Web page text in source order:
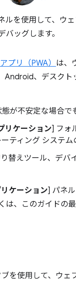
ルを使用して、ウ
バッグします。
プリ（PWA） は、
Android、デスク
が不安定な場合で
リケーション] フォ
ティング システム
替えツール、デ
ケーション] パネ
は、このガイドの
を使用して、ウェ